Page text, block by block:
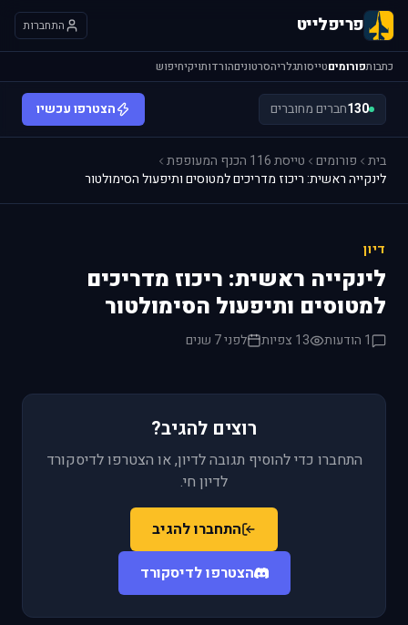
פריפלייט התחברות
כתבותפורומיםטייסותגלריהסרטוניםהורדותויקיחיפוש
130חברים מחוברים הצטרפו עכשיו
בית פורומים
טייסת 116 הכנף המעופפת
לינקייה ראשית: ריכוז מדריכים למטוסים ותיפעול הסימולטור
דיון
לינקייה ראשית: ריכוז מדריכים
למטוסים ותיפעול הסימולטור
1 הודעות 13 צפיות לפני 7 שנים
רוצים להגיב?
התחברו כדי להוסיף תגובה לדיון, או הצטרפו לדיסקורד
לדיון חי.
התחברו להגיב
הצטרפו לדיסקורד